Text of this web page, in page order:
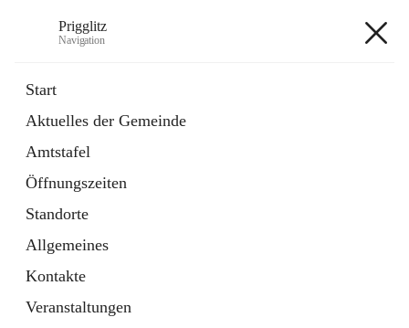
Prigglitz
Navigation
Start
Aktuelles der Gemeinde
Amtstafel
Öffnungszeiten
Standorte
Allgemeines
Kontakte
Veranstaltungen
Externe Webseite
in
Tab
Gemeindezeitung
Ordner
öffnet
in
neuem
Tab